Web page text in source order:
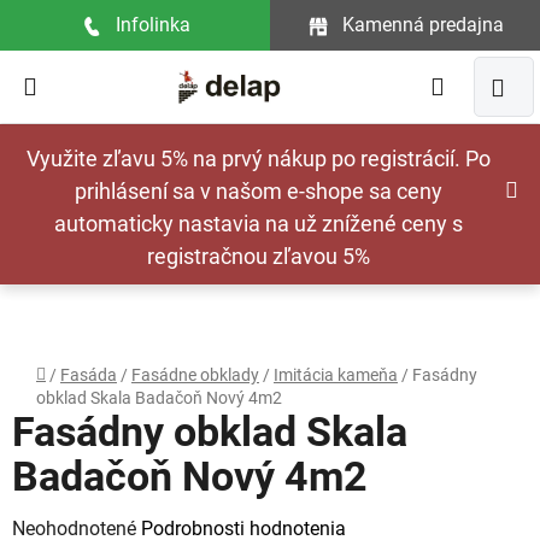
Využite zľavu 5% na prvý nákup po registrácií. Po
prihlásení sa v našom e-shope sa ceny
automaticky nastavia na už znížené ceny s
registračnou zľavou 5%
Infolinka Kamenná predajna
Hľadať
Domov
/ Fasáda / Fasádne obklady / Imitácia kameňa / Fasádny
obklad Skala Badačoň Nový 4m2
Fasádny obklad Skala
Badačoň Nový 4m2
Priemerné
Neohodnotené Podrobnosti hodnotenia